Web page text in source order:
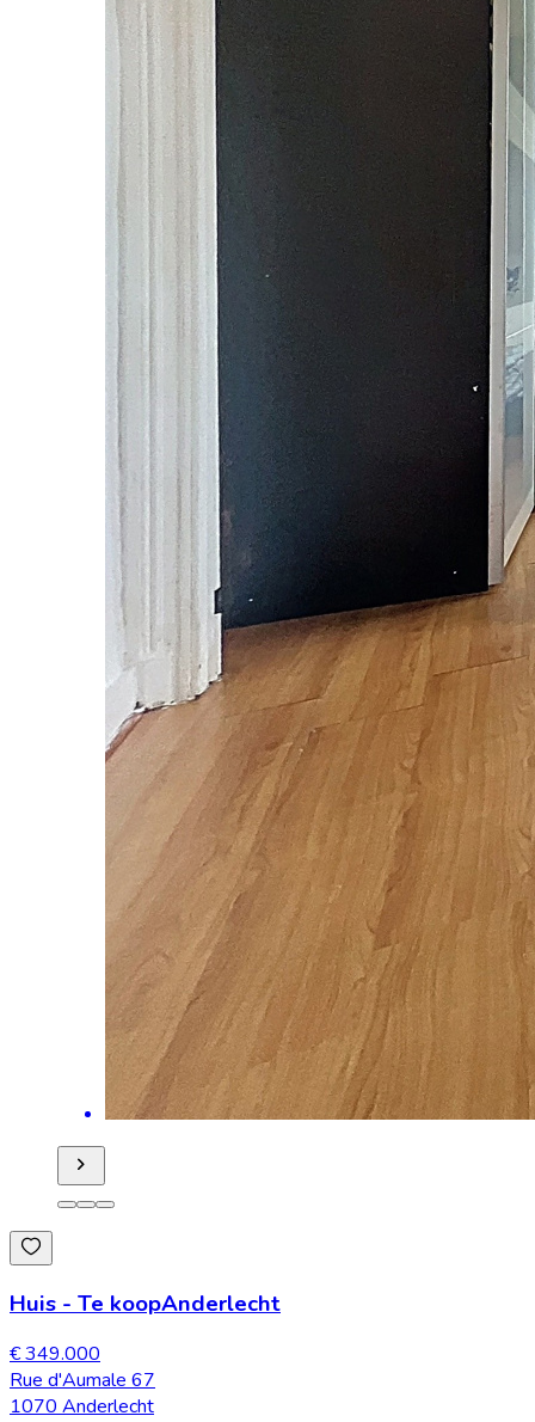
Huis - Te koopAnderlecht
€ 349.000
Rue d'Aumale 67
1070 Anderlecht